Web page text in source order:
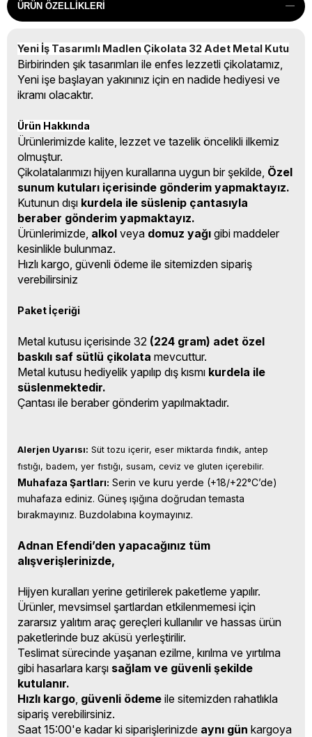
ÜRÜN ÖZELLIKLERI
Yeni İş Tasarımlı Madlen Çikolata 32 Adet Metal Kutu
Birbirinden şık tasarımları ile enfes lezzetli çikolatamız,
Yeni işe başlayan yakınınız için en nadide hediyesi ve
ikramı olacaktır.
Ürün Hakkında
Ürünlerimizde kalite, lezzet ve tazelik öncelikli ilkemiz
olmuştur.
Çikolatalarımızı hijyen kurallarına uygun bir şekilde, Özel
sunum kutuları içerisinde gönderim yapmaktayız.
Kutunun dışı kurdela ile süslenip çantasıyla
beraber gönderim yapmaktayız.
Ürünlerimizde, alkol veya domuz yağı gibi maddeler
kesinlikle bulunmaz.
Hızlı kargo, güvenli ödeme ile sitemizden sipariş
verebilirsiniz
Paket İçeriği
Metal kutusu içerisinde 32 (224 gram) adet özel
baskılı saf sütlü çikolata mevcuttur.
Metal kutusu hediyelik yapılıp dış kısmı kurdela ile
süslenmektedir.
Çantası ile beraber gönderim yapılmaktadır.
Alerjen Uyarısı: Süt tozu içerir, eser miktarda fındık, antep
fıstığı, badem, yer fıstığı, susam, ceviz ve gluten içerebilir.
Muhafaza Şartları: Serin ve kuru yerde (+18/+22°C’de)
muhafaza ediniz. Güneş ışığına doğrudan temasta
bırakmayınız. Buzdolabına koymayınız.
Adnan Efendi’den yapacağınız tüm
alışverişlerinizde,
Hijyen kuralları yerine getirilerek paketleme yapılır.
Ürünler, mevsimsel şartlardan etkilenmemesi için
zararsız yalıtım araç gereçleri kullanılır ve hassas ürün
paketlerinde buz aküsü yerleştirilir.
Teslimat sürecinde yaşanan ezilme, kırılma ve yırtılma
gibi hasarlara karşı sağlam ve güvenli şekilde
kutulanır.
Hızlı kargo, güvenli ödeme ile sitemizden rahatlıkla
sipariş verebilirsiniz.
Saat 15:00'e kadar ki siparişlerinizde aynı gün kargoya